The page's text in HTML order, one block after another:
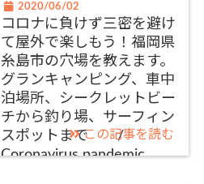
2020/06/02
コロナに負けず三密を避け
て屋外で楽しもう！福岡県
糸島市の穴場を教えます。
グランキャンピング、車中
泊場所、シークレットビー
チから釣り場、サーフィン
スポットまで /
Coronavirus pandemic
この記事を読む